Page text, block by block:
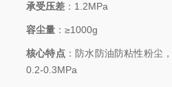
承受压差 ：1.2MPa
容尘量 ：≥1000g
核心特点：防水防油防粘性粉尘
0.2-0.3MPa